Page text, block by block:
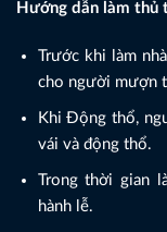
Hướng dẫn làm thủ
Trước khi làm
cho người mượn
Khi Động thổ,
vái và động thổ.
Trong thời gian
hành lễ.